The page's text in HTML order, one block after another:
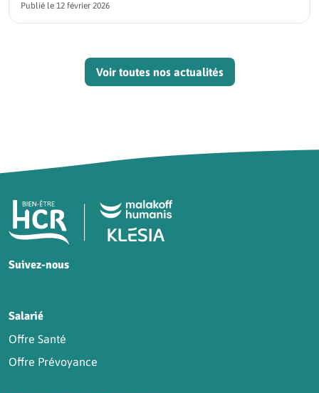
Publié le 12 février 2026
Voir toutes nos actualités
Pied de page HCR Bien-Être
Suivez-nous
Salarié
Offre Santé
Offre Prévoyance